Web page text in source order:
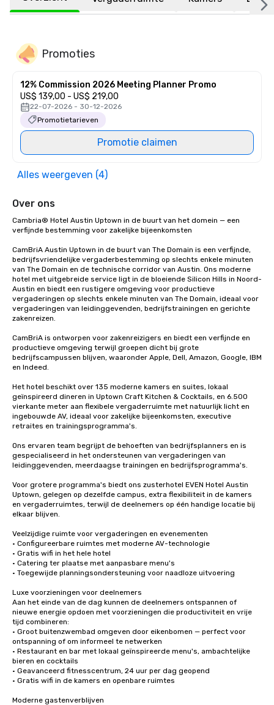
Promoties
12% Commission 2026 Meeting Planner Promo
US$ 139,00 - US$ 219,00
22-07-2026 - 30-12-2026
Promotietarieven
Promotie claimen
Alles weergeven (4)
Over ons
Cambria® Hotel Austin Uptown in de buurt van het domein — een
verfijnde bestemming voor zakelijke bijeenkomsten
CamBriA Austin Uptown in de buurt van The Domain is een verfijnde,
bedrijfsvriendelijke vergaderbestemming op slechts enkele minuten
van The Domain en de technische corridor van Austin. Ons moderne
hotel met uitgebreide service ligt in de bloeiende Silicon Hills in Noord-
Austin en biedt een rustigere omgeving voor productieve
vergaderingen op slechts enkele minuten van The Domain, ideaal voor
vergaderingen van leidinggevenden, bedrijfstrainingen en gerichte
zakenreizen.
CamBriA is ontworpen voor zakenreizigers en biedt een verfijnde en
productieve omgeving terwijl groepen dicht bij grote
bedrijfscampussen blijven, waaronder Apple, Dell, Amazon, Google, IBM
en Indeed.
Het hotel beschikt over 135 moderne kamers en suites, lokaal
geïnspireerd dineren in Uptown Craft Kitchen & Cocktails, en 6.500
vierkante meter aan flexibele vergaderruimte met natuurlijk licht en
ingebouwde AV, ideaal voor zakelijke bijeenkomsten, executive
retraites en trainingsprogramma's.
Ons ervaren team begrijpt de behoeften van bedrijfsplanners en is
gespecialiseerd in het ondersteunen van vergaderingen van
leidinggevenden, meerdaagse trainingen en bedrijfsprogramma's.
Voor grotere programma's biedt ons zusterhotel EVEN Hotel Austin
Uptown, gelegen op dezelfde campus, extra flexibiliteit in de kamers
en vergaderruimtes, terwijl de deelnemers op één handige locatie bij
elkaar blijven.
Veelzijdige ruimte voor vergaderingen en evenementen
• Configureerbare ruimtes met moderne AV-technologie
• Gratis wifi in het hele hotel
• Catering ter plaatse met aanpasbare menu's
• Toegewijde planningsondersteuning voor naadloze uitvoering
Luxe voorzieningen voor deelnemers
Aan het einde van de dag kunnen de deelnemers ontspannen of
nieuwe energie opdoen met voorzieningen die productiviteit en vrije
tijd combineren:
• Groot buitenzwembad omgeven door eikenbomen — perfect voor
ontspanning of om informeel te netwerken
• Restaurant en bar met lokaal geïnspireerde menu's, ambachtelijke
bieren en cocktails
• Geavanceerd fitnesscentrum, 24 uur per dag geopend
• Gratis wifi in de kamers en openbare ruimtes
Moderne gastenverblijven